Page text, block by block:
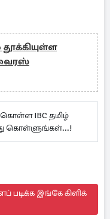
கொள்ள IBC தமிழ்
கொள்ளுங்கள்...!
படிக்க இங்கே கிளிக்